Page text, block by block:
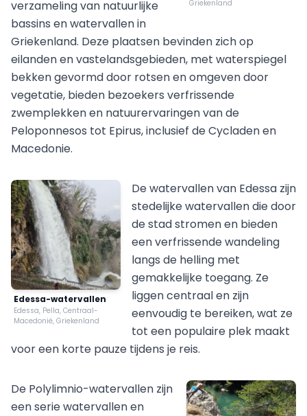
Griekenland
verzameling van natuurlijke
bassins en watervallen in
Griekenland. Deze plaatsen bevinden zich op
eilanden en vastelandsgebieden, met waterspiegel
bekken gevormd door rotsen en omgeven door
vegetatie, bieden bezoekers verfrissende
zwemplekken en natuurervaringen van de
Peloponnesos tot Epirus, inclusief de Cycladen en
Macedonie.
Edessa-watervallen
Edessa, Pella, Centraal-
Macedonië, Griekenland
De watervallen van Edessa zijn
stedelijke watervallen die door
de stad stromen en bieden
een verfrissende wandeling
langs de helling met
gemakkelijke toegang. Ze
liggen centraal en zijn
eenvoudig te bereiken, wat ze
tot een populaire plek maakt
voor een korte pauze tijdens je reis.
De Polylimnio-watervallen zijn
een serie watervallen en